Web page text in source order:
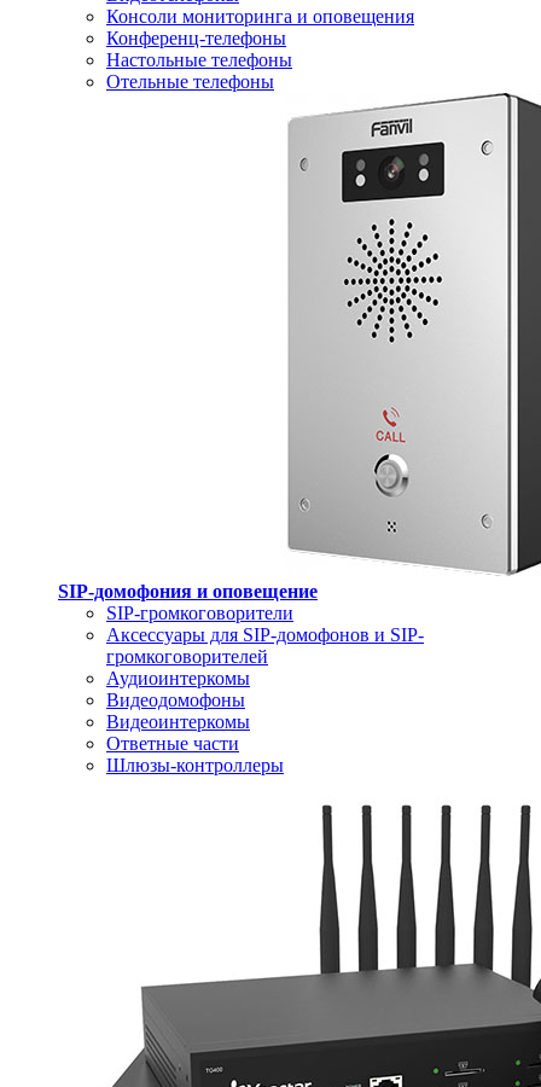
Консоли мониторинга и оповещения
Конференц-телефоны
Настольные телефоны
Отельные телефоны
SIP-домофония и оповещение
SIP-громкоговорители
Аксессуары для SIP-домофонов и SIP-
громкоговорителей
Аудиоинтеркомы
Видеодомофоны
Видеоинтеркомы
Ответные части
Шлюзы-контроллеры